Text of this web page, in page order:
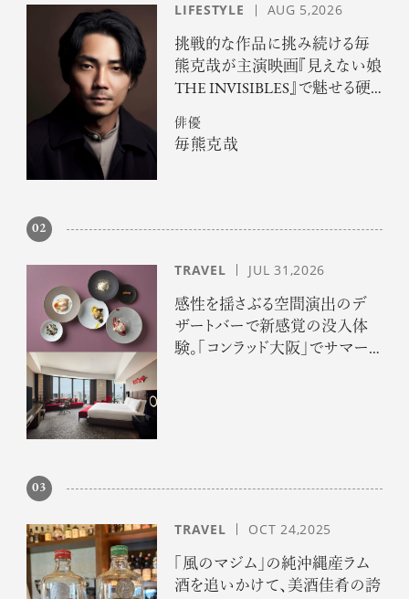
LIFESTYLE AUG 5,2026
挑戦的な作品に挑み続ける毎
熊克哉が主演映画『見えない娘
THE INVISIBLES』で魅せる硬
俳優
毎熊克哉
02
TRAVEL JUL 31,2026
感性を揺さぶる空間演出のデ
ザートバーで新感覚の没入体
験。「コンラッド大阪」でサマー
03
TRAVEL OCT 24,2025
「風のマジム」の純沖縄産ラム
酒を追いかけて、美酒佳肴の誇